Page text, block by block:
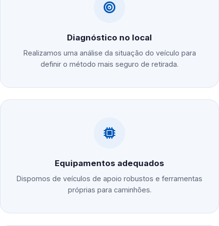
Diagnóstico no local
Realizamos uma análise da situação do veículo para
definir o método mais seguro de retirada.
Equipamentos adequados
Dispomos de veículos de apoio robustos e ferramentas
próprias para caminhões.